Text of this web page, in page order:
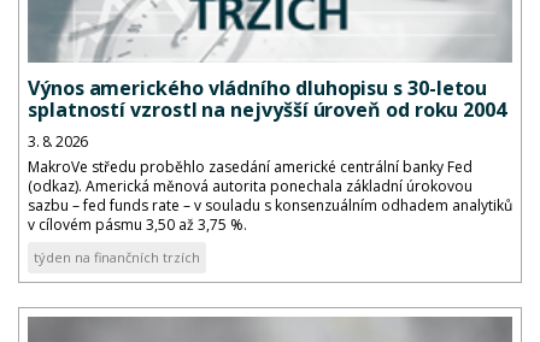
Výnos amerického vládního dluhopisu s 30-letou
splatností vzrostl na nejvyšší úroveň od roku 2004
3. 8. 2026
MakroVe středu proběhlo zasedání americké centrální banky Fed
(odkaz). Americká měnová autorita ponechala základní úrokovou
sazbu – fed funds rate – v souladu s konsenzuálním odhadem analytiků
v cílovém pásmu 3,50 až 3,75 %.
týden na finančních trzích